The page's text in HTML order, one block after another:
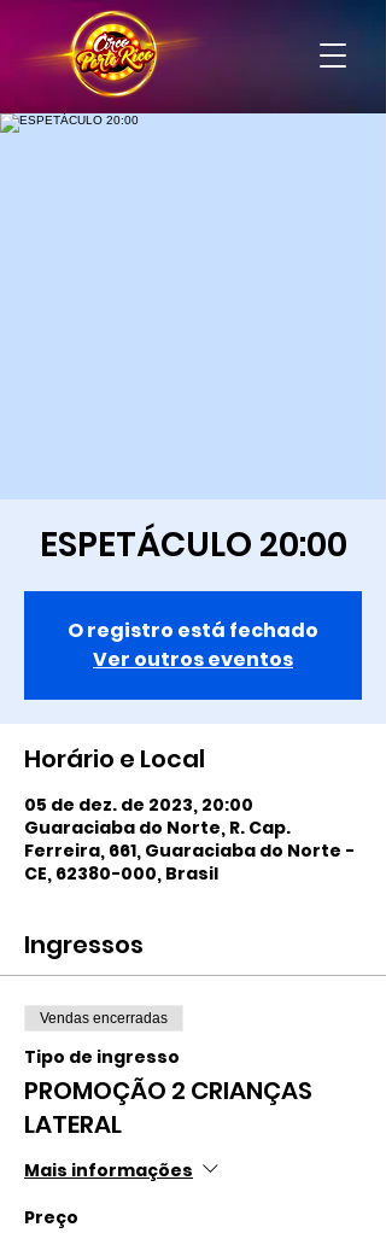
ESPETÁCULO 20:00
O registro está fechado
Ver outros eventos
Horário e Local
05 de dez. de 2023, 20:00
Guaraciaba do Norte, R. Cap.
Ferreira, 661, Guaraciaba do Norte -
CE, 62380-000, Brasil
Ingressos
Vendas encerradas
Tipo de ingresso
PROMOÇÃO 2 CRIANÇAS
LATERAL
Mais informações
Preço